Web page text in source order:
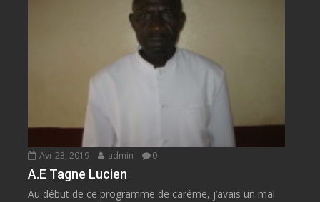
Avr 23, 2019 admin 0
A.E Tagne Lucien
Au début de ce programme de carême, j’avais un mal